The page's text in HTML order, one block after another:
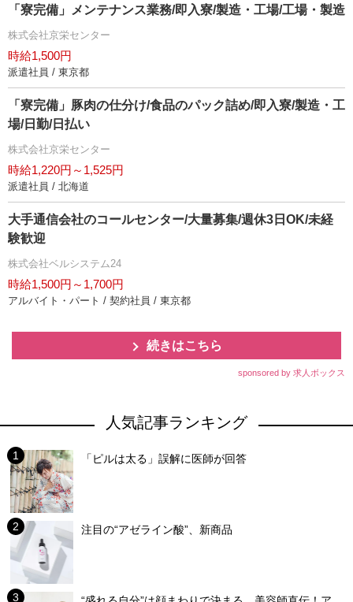
「寮完備」メンテナンス業務/即入寮/製造・工場/工場・製造
株式会社京栄センター
時給1,500円
派遣社員 / 東京都
「寮完備」豚肉の仕分け/食品のパック詰め/即入寮/製造・工
場/日勤/日払い
株式会社京栄センター
時給1,220円～1,525円
派遣社員 / 北海道
大手通信会社のコールセンター/大量募集/週休3日OK/未経
験歓迎
株式会社ベルシステム24
時給1,500円～1,700円
アルバイト・パート / 契約社員 / 東京都
続きはこちら
sponsored by 求人ボックス
人気記事ランキング
「ピルは太る」誤解に医師が回答
注目の“アゼライン酸”、新商品